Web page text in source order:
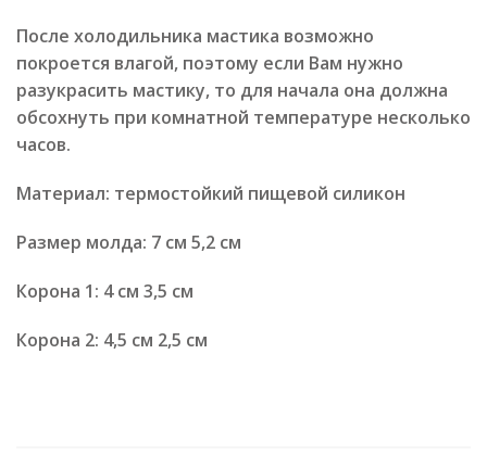
После холодильника мастика возможно
покроется влагой, поэтому если Вам нужно
разукрасить мастику, то для начала она должна
обсохнуть при комнатной температуре несколько
часов.
Материал: термостойкий пищевой силикон
Размер молда: 7 см 5,2 см
Корона 1: 4 см 3,5 см
Корона 2: 4,5 см 2,5 см